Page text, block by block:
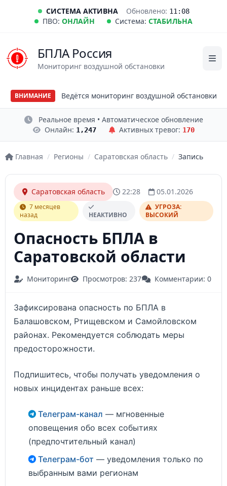
СИСТЕМА АКТИВНА Обновлено: 11:08
ПВО: ОНЛАЙН Система: СТАБИЛЬНА
БПЛА Россия
Мониторинг воздушной обстановки
ВНИМАНИЕ Ведётся мониторинг воздушной обстановки
Реальное время • Автоматическое обновление
Онлайн: 1,247 Активных тревог: 170
Главная / Регионы / Саратовская область / Запись
Саратовская область 22:28 05.01.2026
7 месяцев
назад
НЕАКТИВНО
УГРОЗА:
ВЫСОКИЙ
Опасность БПЛА в
Саратовской области
Мониторинг Просмотров: 237 Комментарии: 0
Зафиксирована опасность по БПЛА в
Балашовском, Ртищевском и Самойловском
районах. Рекомендуется соблюдать меры
предосторожности.
Подпишитесь, чтобы получать уведомления о
новых инцидентах раньше всех:
Телеграм-канал — мгновенные
оповещения обо всех событиях
(предпочтительный канал)
Телеграм-бот — уведомления только по
выбранным вами регионам